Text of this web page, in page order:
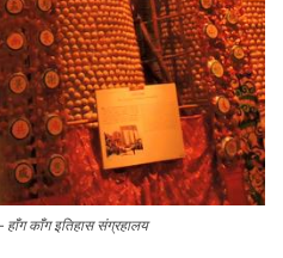
काँग इतिहास संग्रहालय